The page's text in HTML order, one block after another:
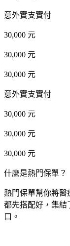
意外實支實付
30,000 元
30,000 元
30,000 元
意外實支實付
30,000 元
30,000 元
30,000 元
什麼是熱門保單？
熱門保單幫你將
都先搭配好，集結
口。